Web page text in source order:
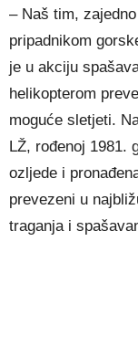
– Naš tim,
pripadnikom
je u akciju
helikopterom
moguće sletjeti.
LŽ, rođenoj 1981.
ozljede i
prevezeni u
traganja i